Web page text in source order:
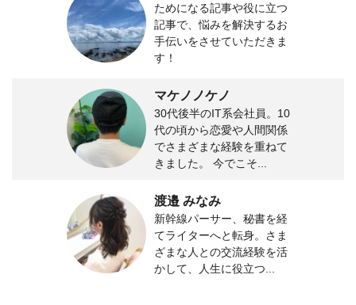
ためになる記事や役に立つ
記事で、悩みを解決するお
手伝いをさせていただきま
す！
マケノノケノ
30代後半のIT系会社員。10
代の頃から恋愛や人間関係
でさまざまな経験を重ねて
きました。 今でこそ...
渡邉 みなみ
新幹線パーサー、秘書を経
てライターへと転身。さま
ざまな人との交流経験を活
かして、人生に役立つ...